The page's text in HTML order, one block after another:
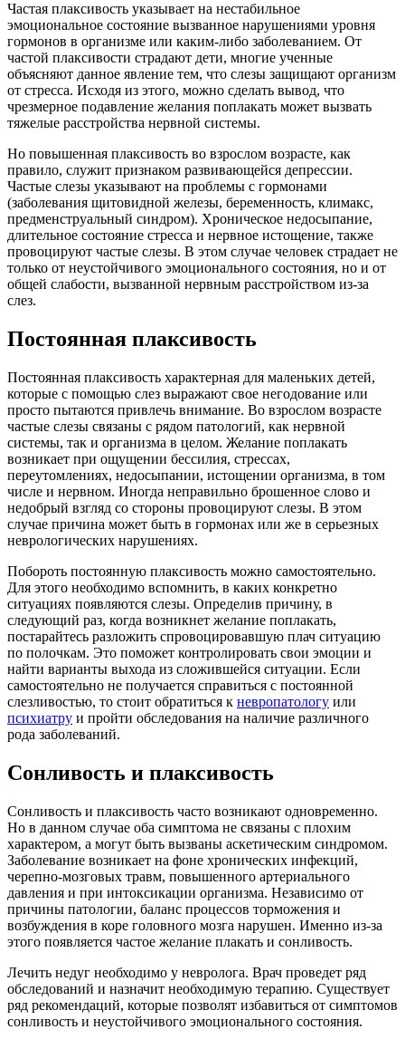
Частая плаксивость указывает на нестабильное
эмоциональное состояние вызванное нарушениями уровня
гормонов в организме или каким-либо заболеванием. От
частой плаксивости страдают дети, многие ученные
объясняют данное явление тем, что слезы защищают организм
от стресса. Исходя из этого, можно сделать вывод, что
чрезмерное подавление желания поплакать может вызвать
тяжелые расстройства нервной системы.
Но повышенная плаксивость во взрослом возрасте, как
правило, служит признаком развивающейся депрессии.
Частые слезы указывают на проблемы с гормонами
(заболевания щитовидной железы, беременность, климакс,
предменструальный синдром). Хроническое недосыпание,
длительное состояние стресса и нервное истощение, также
провоцируют частые слезы. В этом случае человек страдает не
только от неустойчивого эмоционального состояния, но и от
общей слабости, вызванной нервным расстройством из-за
слез.
Постоянная плаксивость
Постоянная плаксивость характерная для маленьких детей,
которые с помощью слез выражают свое негодование или
просто пытаются привлечь внимание. Во взрослом возрасте
частые слезы связаны с рядом патологий, как нервной
системы, так и организма в целом. Желание поплакать
возникает при ощущении бессилия, стрессах,
переутомлениях, недосыпании, истощении организма, в том
числе и нервном. Иногда неправильно брошенное слово и
недобрый взгляд со стороны провоцируют слезы. В этом
случае причина может быть в гормонах или же в серьезных
неврологических нарушениях.
Побороть постоянную плаксивость можно самостоятельно.
Для этого необходимо вспомнить, в каких конкретно
ситуациях появляются слезы. Определив причину, в
следующий раз, когда возникнет желание поплакать,
постарайтесь разложить спровоцировавшую плач ситуацию
по полочкам. Это поможет контролировать свои эмоции и
найти варианты выхода из сложившейся ситуации. Если
самостоятельно не получается справиться с постоянной
слезливостью, то стоит обратиться к невропатологу или
психиатру и пройти обследования на наличие различного
рода заболеваний.
Сонливость и плаксивость
Сонливость и плаксивость часто возникают одновременно.
Но в данном случае оба симптома не связаны с плохим
характером, а могут быть вызваны аскетическим синдромом.
Заболевание возникает на фоне хронических инфекций,
черепно-мозговых травм, повышенного артериального
давления и при интоксикации организма. Независимо от
причины патологии, баланс процессов торможения и
возбуждения в коре головного мозга нарушен. Именно из-за
этого появляется частое желание плакать и сонливость.
Лечить недуг необходимо у невролога. Врач проведет ряд
обследований и назначит необходимую терапию. Существует
ряд рекомендаций, которые позволят избавиться от симптомов
сонливость и неустойчивого эмоционального состояния.